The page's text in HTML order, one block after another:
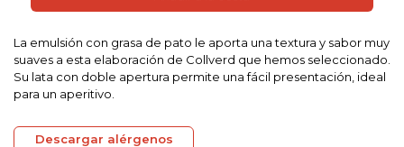
La emulsión con grasa de pato le aporta una textura y sabor muy
suaves a esta elaboración de Collverd que hemos seleccionado.
Su lata con doble apertura permite una fácil presentación, ideal
para un aperitivo.
Descargar alérgenos